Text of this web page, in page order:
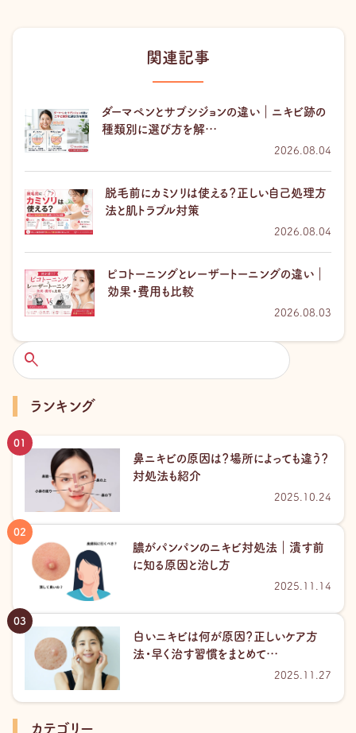
関連記事
ダーマペンとサブシジョンの違い｜ニキビ跡の
種類別に選び方を解…
2026.08.04
脱毛前にカミソリは使える？正しい自己処理方
法と肌トラブル対策
2026.08.04
ピコトーニングとレーザートーニングの違い｜
効果・費用も比較
2026.08.03
検
索
ランキング
鼻ニキビの原因は？場所によっても違う？
対処法も紹介
2025.10.24
膿がパンパンのニキビ対処法｜潰す前
に知る原因と治し方
2025.11.14
白いニキビは何が原因？正しいケア方
法・早く治す習慣をまとめて…
2025.11.27
カテゴリー